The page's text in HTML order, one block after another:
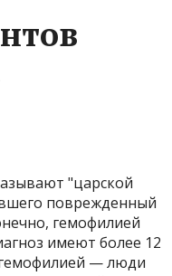
"царской
поврежденный
гемофилией
имеют более 12
— люди